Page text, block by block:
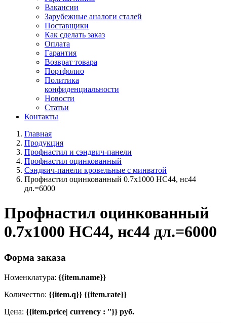
Вакансии
Зарубежные аналоги сталей
Поставщики
Как сделать заказ
Оплата
Гарантия
Возврат товара
Портфолио
Политика
конфиденциальности
Новости
Статьи
Контакты
Главная
Продукция
Профнастил и сэндвич-панели
Профнастил оцинкованный
Сэндвич-панели кровельные с минватой
Профнастил оцинкованный 0.7x1000 HC44, нс44
дл.=6000
Профнастил оцинкованный
0.7x1000 HC44, нс44 дл.=6000
Форма заказа
Номенклатура: {{item.name}}
Количество: {{item.q}} {{item.rate}}
Цена: {{item.price| currency : ''}} руб.